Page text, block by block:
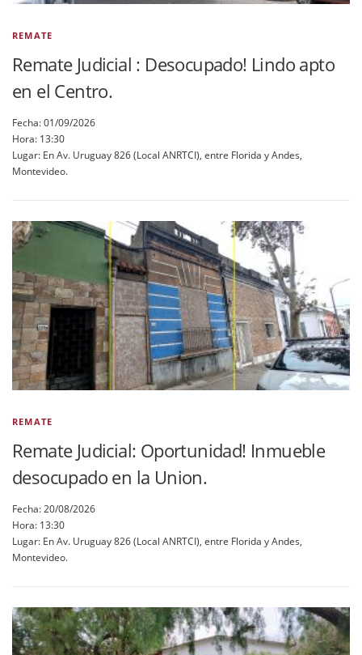
REMATE
Remate Judicial : Desocupado! Lindo apto
en el Centro.
Fecha: 01/09/2026
Hora: 13:30
Lugar: En Av. Uruguay 826 (Local ANRTCI), entre Florida y Andes,
Montevideo.
REMATE
Remate Judicial: Oportunidad! Inmueble
desocupado en la Union.
Fecha: 20/08/2026
Hora: 13:30
Lugar: En Av. Uruguay 826 (Local ANRTCI), entre Florida y Andes,
Montevideo.